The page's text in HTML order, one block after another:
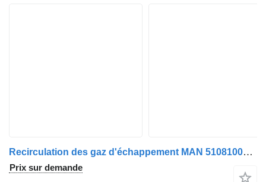
Recirculation des gaz d'échappement MAN 51081007135 pour camion MAN TGL
Prix sur demande